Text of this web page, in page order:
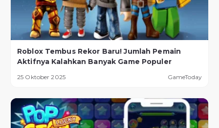
Roblox Tembus Rekor Baru! Jumlah Pemain
Aktifnya Kalahkan Banyak Game Populer
25 Oktober 2025 GameToday